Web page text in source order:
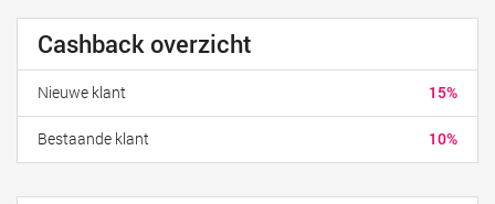
Cashback overzicht
15%
Nieuwe klant
10%
Bestaande klant